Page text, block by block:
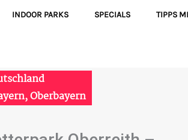
INDOOR PARKS SPECIALS TIPPS
e
,Oberbayern